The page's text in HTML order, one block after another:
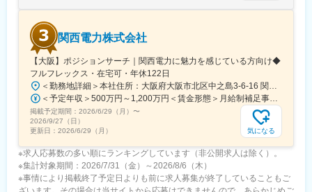
変更の範囲：会社の定める業務
関西電力株式会社
【大阪】ポジションサーチ｜関西電力に魅力を感じている方向け◆
フルフレックス・在宅可・年休122日
＜勤務地詳細＞本社住所：大阪府大阪市北区中之島3-6-16 関電ビルディング勤務地最寄駅：地下鉄四つ橋線／肥後橋駅受動喫煙対策：その他（原則禁煙（分煙））変更の範囲：ジョブローテーションに合わせて勤務地が当社各拠点（出向等含む）に変更となる可能性あり
＜予定年収＞500万円～1,200万円＜賃金形態＞月給制補足事項なし＜賃金内訳＞月額（基本給）：250,000円～650,000円＜月給＞250,000円～650,000円＜昇給有無＞有＜残業手当＞有＜給与補足＞※上記年収（想定残業代を含む）は目安であり、詳細はスキル・経験を考慮し決定いたします。■賞与：年2回（支給月：6月・12月）■昇給：年1回（主に4月もしくは7月）賃金はあくまでも目安の金額であり、選考を通じて上下する可能性があります。月給(月額)は固定手当を含めた表記です。
掲載予定期間： 2026/6/29（月） 〜
2026/9/27（日）
更新日： 2026/6/29（月） 気になる
※求人応募数の多い順にランキングしています（非公開求人は除く）。
※集計対象期間：2026/7/31（金）～2026/8/6（木）
※事情により掲載終了予定日よりも前に求人募集が終了していることもご